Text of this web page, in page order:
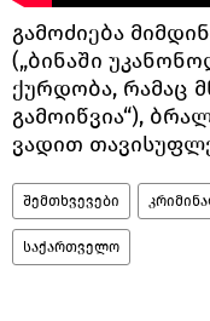
გამოძიება
(„ბინაში
ქურდობა, რამაც
გამოიწვია“),
ვადით
შემთხვევები
საქართველო